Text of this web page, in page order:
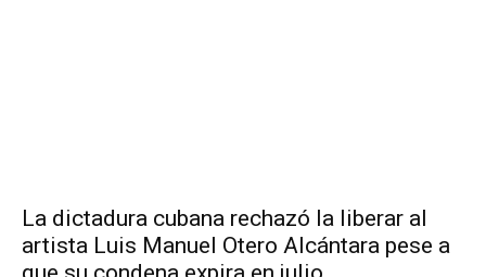
La dictadura cubana rechazó la liberar al
artista Luis Manuel Otero Alcántara pese a